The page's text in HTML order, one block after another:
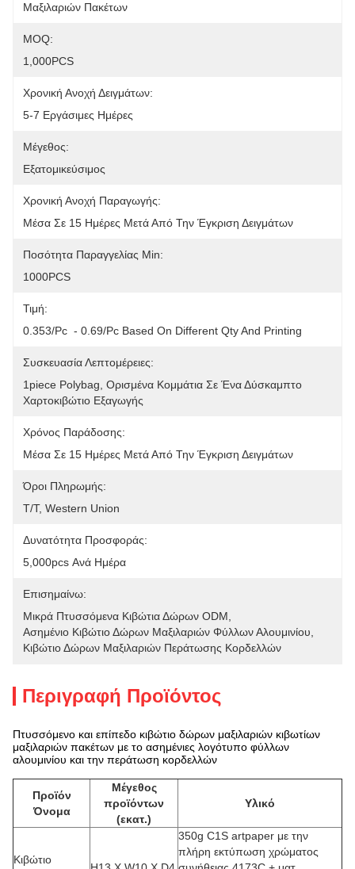
Μαξιλαριών Πακέτων
MOQ:
1,000PCS
Χρονική Ανοχή Δειγμάτων:
5-7 Εργάσιμες Ημέρες
Μέγεθος:
Εξατομικεύσιμος
Χρονική Ανοχή Παραγωγής:
Μέσα Σε 15 Ημέρες Μετά Από Την Έγκριση Δειγμάτων
Ποσότητα Παραγγελίας Min:
1000PCS
Τιμή:
0.353/pc  - 0.69/pc Based On Different Qty And Printing
Συσκευασία Λεπτομέρειες:
1piece Polybag, Ορισμένα Κομμάτια Σε Ένα Δύσκαμπτο
Χαρτοκιβώτιο Εξαγωγής
Χρόνος Παράδοσης:
Μέσα Σε 15 Ημέρες Μετά Από Την Έγκριση Δειγμάτων
Όροι Πληρωμής:
T/T, Western Union
Δυνατότητα Προσφοράς:
5,000pcs Ανά Ημέρα
Επισημαίνω:
Μικρά Πτυσσόμενα Κιβώτια Δώρων ODM
Ασημένιο Κιβώτιο Δώρων Μαξιλαριών Φύλλων Αλουμινίου
Κιβώτιο Δώρων Μαξιλαριών Περάτωσης Κορδελλών
Περιγραφή Προϊόντος
Πτυσσόμενο και επίπεδο κιβώτιο δώρων μαξιλαριών κιβωτίων
μαξιλαριών πακέτων με το ασημένιες λογότυπο φύλλων
αλουμινίου και την περάτωση κορδελλών
Προϊόν
Όνομα
Μέγεθος
προϊόντων
(εκατ.)
Υλικό
Κιβώτιο
350g C1S artpaper με την
πλήρη εκτύπωση χρώματος